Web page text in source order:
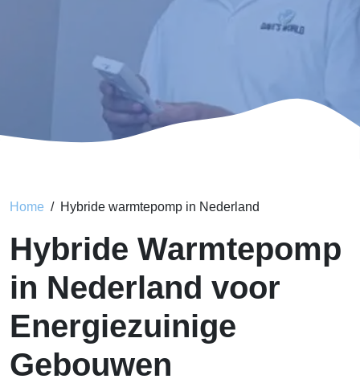
Home Hybride warmtepomp in Nederland
Hybride Warmtepomp
in Nederland voor
Energiezuinige
Gebouwen